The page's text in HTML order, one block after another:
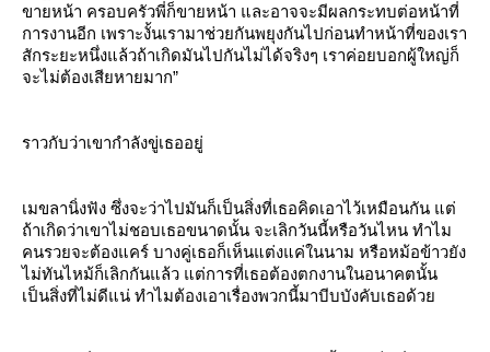
ขายหน้า ครอบครัวพี่ก็ขายหน้า และอาจจะมีผลกระทบต่อหน้าที่
การงานอีก เพราะงั้นเรามาช่วยกันพยุงกันไปก่อนทำหน้าที่ของเรา
สักระยะหนึ่งแล้วถ้าเกิดมันไปกันไม่ได้จริงๆ เราค่อยบอกผู้ใหญ่ก็
จะไม่ต้องเสียหายมาก”
ราวกับว่าเขากำลังขู่เธออยู่
เมขลานิ่งฟัง ซึ่งจะว่าไปมันก็เป็นสิ่งที่เธอคิดเอาไว้เหมือนกัน แต่
ถ้าเกิดว่าเขาไม่ชอบเธอขนาดนั้น จะเลิกวันนี้หรือวันไหน ทำไม
คนรวยจะต้องแคร์ บางคู่เธอก็เห็นแต่งแค่ในนาม หรือหม้อข้าวยัง
ไม่ทันไหม้ก็เลิกกันแล้ว แต่การที่เธอต้องตกงานในอนาคตนั้น
เป็นสิ่งที่ไม่ดีแน่ ทำไมต้องเอาเรื่องพวกนี้มาบีบบังคับเธอด้ว